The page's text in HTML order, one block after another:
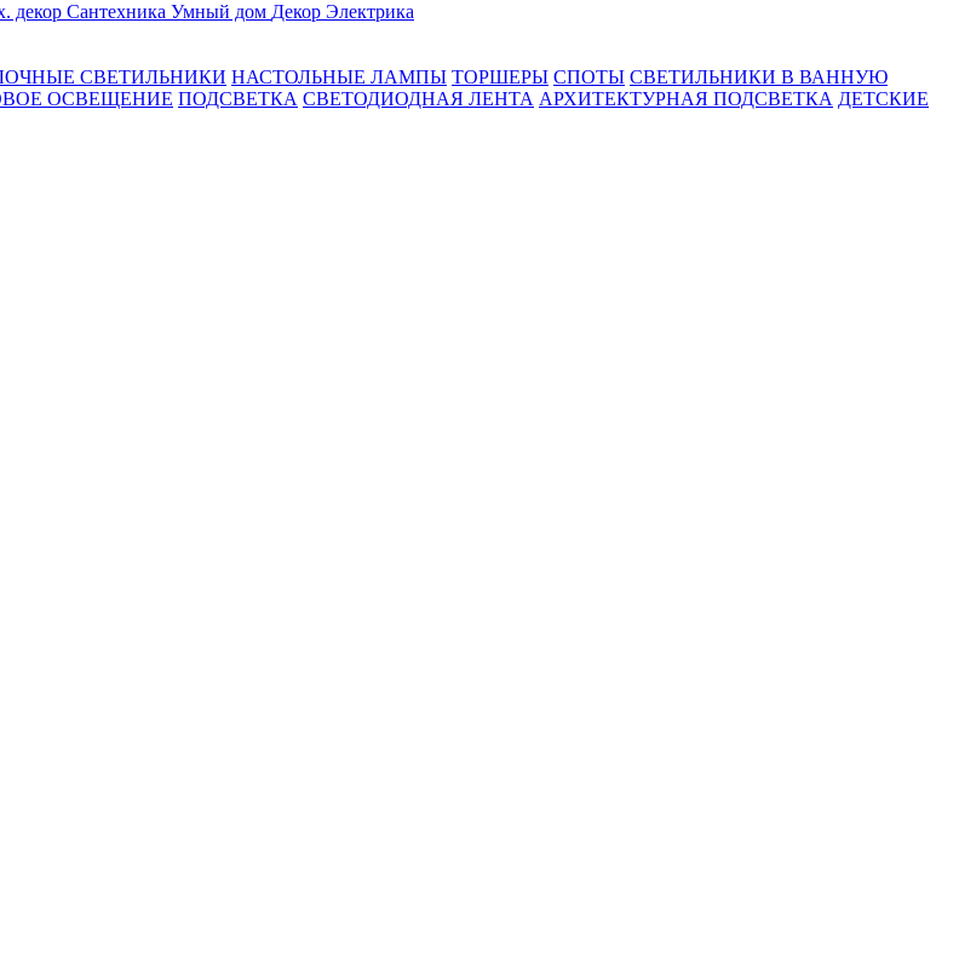
декор Сантехника Умный дом Декор Электрика
СВЕТИЛЬНИКИ НАСТОЛЬНЫЕ ЛАМПЫ ТОРШЕРЫ СПОТЫ СВЕТИЛЬНИКИ В ВАННУЮ
ОСВЕЩЕНИЕ ПОДСВЕТКА СВЕТОДИОДНАЯ ЛЕНТА АРХИТЕКТУРНАЯ ПОДСВЕТКА ДЕТСКИЕ